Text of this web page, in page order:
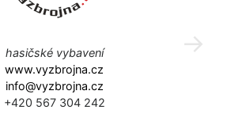
hasičské vybavení
www.vyzbrojna.cz
info@vyzbrojna.cz
+420 567 304 242